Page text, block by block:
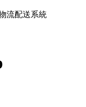
流配送系統